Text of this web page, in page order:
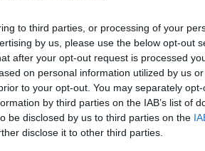
to third parties, or processing of your
by us, please use the below opt-out
after your opt-out request is processed
on personal information utilized by us
to your opt-out. You may separately
by third parties on the IAB’s list of
be disclosed by us to third parties on the
disclose it to other third parties.
i documenti del